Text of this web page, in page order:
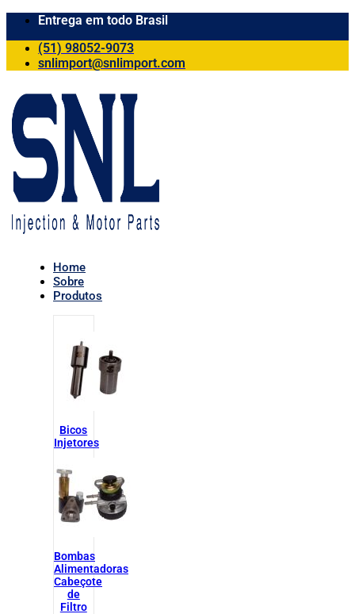
Entrega em todo Brasil
(51) 98052-9073
snlimport@snlimport.com
Home
Sobre
Produtos
Bicos
Injetores
Bombas
Alimentadoras
Cabeçote
de
Filtro